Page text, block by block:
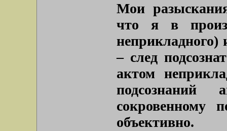
Мои
что я в
неприкладного)
– след
актом
сокровенному
объективно.